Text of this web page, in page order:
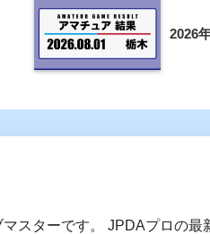
2026
スターです。 JPDAプロの最